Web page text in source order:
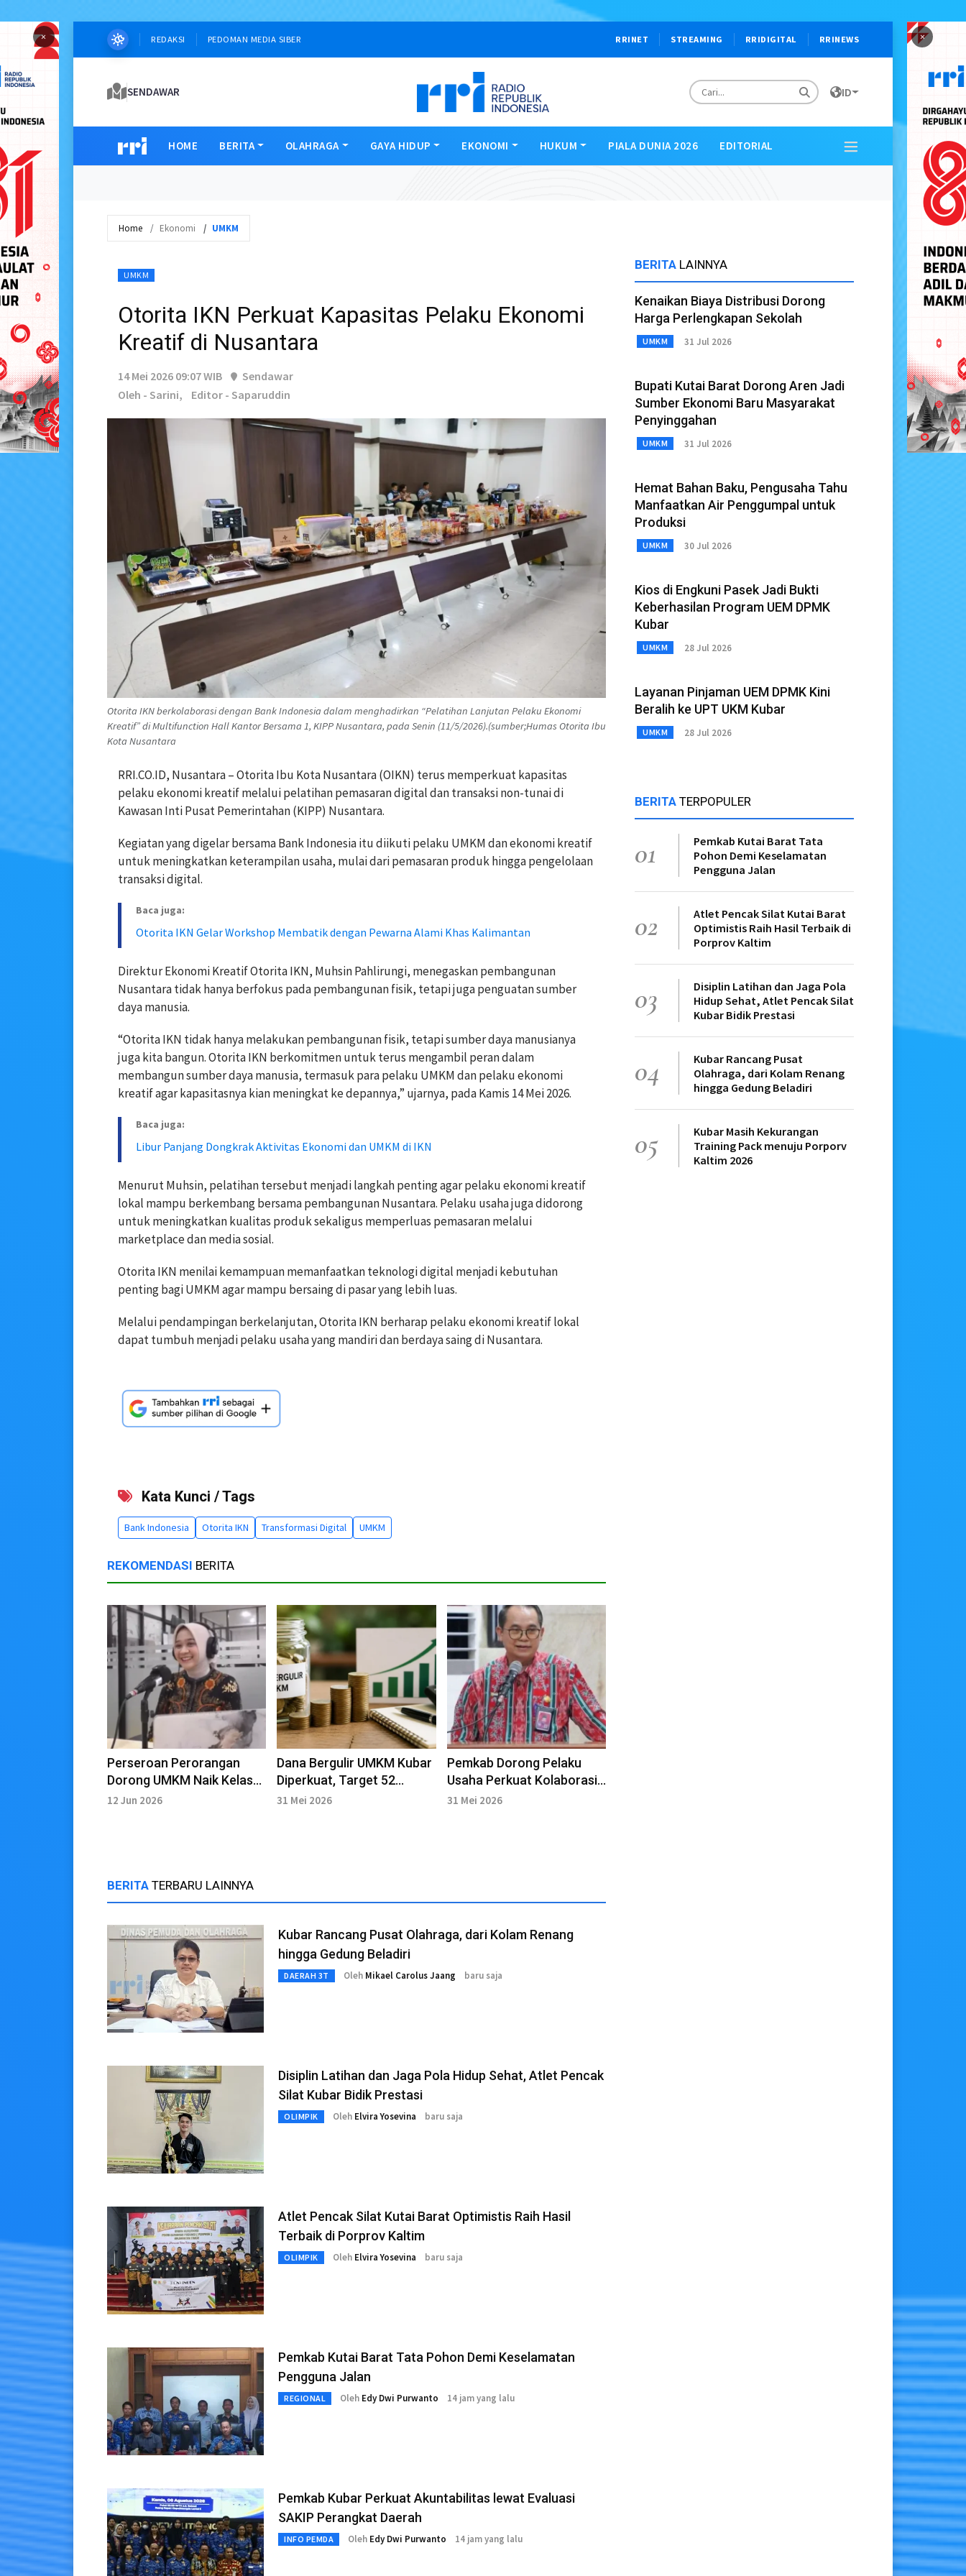
× ×
REDAKSI PEDOMAN MEDIA SIBER RRINET STREAMING RRIDIGITAL RRINEWS
SENDAWAR ID
HOME BERITA OLAHRAGA GAYA HIDUP EKONOMI HUKUM PIALA DUNIA 2026 EDITORIAL
Home Ekonomi UMKM
UMKM
Otorita IKN Perkuat Kapasitas Pelaku Ekonomi
Kreatif di Nusantara
14 Mei 2026 09:07 WIB
Sendawar
Oleh - Sarini,
Editor - Saparuddin
Otorita IKN berkolaborasi dengan Bank Indonesia dalam menghadirkan “Pelatihan Lanjutan Pelaku Ekonomi
Kreatif” di Multifunction Hall Kantor Bersama 1, KIPP Nusantara, pada Senin (11/5/2026).(sumber;Humas Otorita Ibu
Kota Nusantara
RRI.CO.ID, Nusantara – Otorita Ibu Kota Nusantara (OIKN) terus memperkuat kapasitas
pelaku ekonomi kreatif melalui pelatihan pemasaran digital dan transaksi non-tunai di
Kawasan Inti Pusat Pemerintahan (KIPP) Nusantara.
Kegiatan yang digelar bersama Bank Indonesia itu diikuti pelaku UMKM dan ekonomi kreatif
untuk meningkatkan keterampilan usaha, mulai dari pemasaran produk hingga pengelolaan
transaksi digital.
Baca juga:
Otorita IKN Gelar Workshop Membatik dengan Pewarna Alami Khas Kalimantan
Direktur Ekonomi Kreatif Otorita IKN, Muhsin Pahlirungi, menegaskan pembangunan
Nusantara tidak hanya berfokus pada pembangunan fisik, tetapi juga penguatan sumber
daya manusia.
“Otorita IKN tidak hanya melakukan pembangunan fisik, tetapi sumber daya manusianya
juga kita bangun. Otorita IKN berkomitmen untuk terus mengambil peran dalam
membangun sumber daya manusia, termasuk para pelaku UMKM dan pelaku ekonomi
kreatif agar kapasitasnya kian meningkat ke depannya,” ujarnya, pada Kamis 14 Mei 2026.
Baca juga:
Libur Panjang Dongkrak Aktivitas Ekonomi dan UMKM di IKN
Menurut Muhsin, pelatihan tersebut menjadi langkah penting agar pelaku ekonomi kreatif
lokal mampu berkembang bersama pembangunan Nusantara. Pelaku usaha juga didorong
untuk meningkatkan kualitas produk sekaligus memperluas pemasaran melalui
marketplace dan media sosial.
Otorita IKN menilai kemampuan memanfaatkan teknologi digital menjadi kebutuhan
penting bagi UMKM agar mampu bersaing di pasar yang lebih luas.
Melalui pendampingan berkelanjutan, Otorita IKN berharap pelaku ekonomi kreatif lokal
dapat tumbuh menjadi pelaku usaha yang mandiri dan berdaya saing di Nusantara.
Kata Kunci / Tags
Bank Indonesia Otorita IKN Transformasi Digital UMKM
REKOMENDASI BERITA
Perseroan Perorangan
Dorong UMKM Naik Kelas
Melalui Legalitas Usaha
12 Jun 2026
Dana Bergulir UMKM Kubar
Diperkuat, Target 52
Penerima pada 2026
31 Mei 2026
Pemkab Dorong Pelaku
Usaha Perkuat Kolaborasi
dengan UMKM Lokal
31 Mei 2026
BERITA TERBARU LAINNYA
Kubar Rancang Pusat Olahraga, dari Kolam Renang
hingga Gedung Beladiri
DAERAH 3T Oleh Mikael Carolus Jaang baru saja
Disiplin Latihan dan Jaga Pola Hidup Sehat, Atlet Pencak
Silat Kubar Bidik Prestasi
OLIMPIK Oleh Elvira Yosevina baru saja
Atlet Pencak Silat Kutai Barat Optimistis Raih Hasil
Terbaik di Porprov Kaltim
OLIMPIK Oleh Elvira Yosevina baru saja
Pemkab Kutai Barat Tata Pohon Demi Keselamatan
Pengguna Jalan
REGIONAL Oleh Edy Dwi Purwanto 14 jam yang lalu
Pemkab Kubar Perkuat Akuntabilitas lewat Evaluasi
SAKIP Perangkat Daerah
INFO PEMDA Oleh Edy Dwi Purwanto 14 jam yang lalu
BERITA LAINNYA
Kenaikan Biaya Distribusi Dorong
Harga Perlengkapan Sekolah
UMKM 31 Jul 2026
Bupati Kutai Barat Dorong Aren Jadi
Sumber Ekonomi Baru Masyarakat
Penyinggahan
UMKM 31 Jul 2026
Hemat Bahan Baku, Pengusaha Tahu
Manfaatkan Air Penggumpal untuk
Produksi
UMKM 30 Jul 2026
Kios di Engkuni Pasek Jadi Bukti
Keberhasilan Program UEM DPMK
Kubar
UMKM 28 Jul 2026
Layanan Pinjaman UEM DPMK Kini
Beralih ke UPT UKM Kubar
UMKM 28 Jul 2026
BERITA TERPOPULER
01
Pemkab Kutai Barat Tata
Pohon Demi Keselamatan
Pengguna Jalan
02
Atlet Pencak Silat Kutai Barat
Optimistis Raih Hasil Terbaik di
Porprov Kaltim
03
Disiplin Latihan dan Jaga Pola
Hidup Sehat, Atlet Pencak Silat
Kubar Bidik Prestasi
04
Kubar Rancang Pusat
Olahraga, dari Kolam Renang
hingga Gedung Beladiri
05
Kubar Masih Kekurangan
Training Pack menuju Porporv
Kaltim 2026